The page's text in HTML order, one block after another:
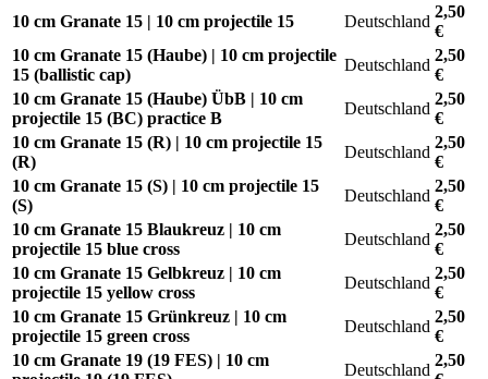
10 cm Granate 15 | 10 cm projectile 15
Deutschland
2,50
€
10 cm Granate 15 (Haube) | 10 cm projectile
15 (ballistic cap)
Deutschland
2,50
€
10 cm Granate 15 (Haube) ÜbB | 10 cm
projectile 15 (BC) practice B
Deutschland
2,50
€
10 cm Granate 15 (R) | 10 cm projectile 15
(R)
Deutschland
2,50
€
10 cm Granate 15 (S) | 10 cm projectile 15
(S)
Deutschland
2,50
€
10 cm Granate 15 Blaukreuz | 10 cm
projectile 15 blue cross
Deutschland
2,50
€
10 cm Granate 15 Gelbkreuz | 10 cm
projectile 15 yellow cross
Deutschland
2,50
€
10 cm Granate 15 Grünkreuz | 10 cm
projectile 15 green cross
Deutschland
2,50
€
10 cm Granate 19 (19 FES) | 10 cm
Deutschland
2,50